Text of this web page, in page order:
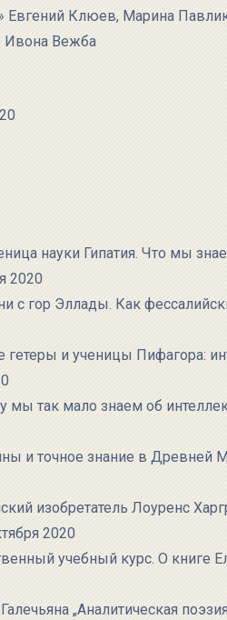
Евгений Клюев, Марина
Ивона Вежба
науки Гипатия. Что мы
2020
с гор Эллады. Как
и ученицы Пифагора:
так мало знаем об
и точное знание в Древней
изобретатель Лоуренс
2020
учебный курс. О книге
„Аналитическая